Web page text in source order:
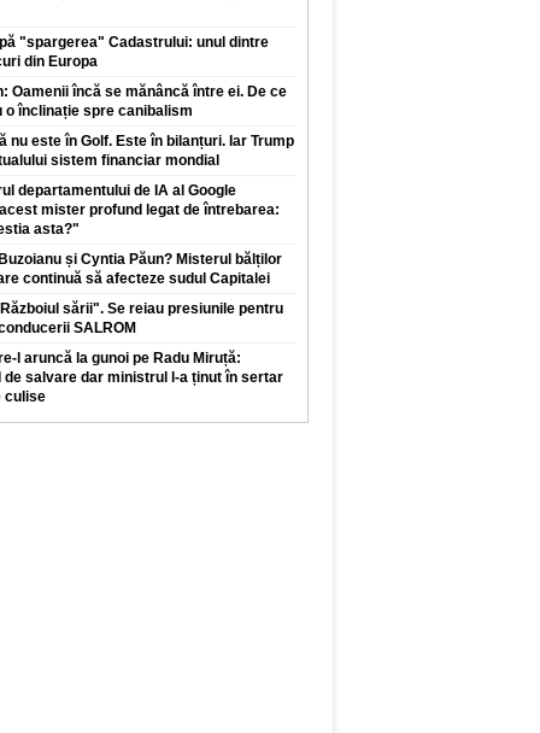
"spargerea" Cadastrului: unul dintre
din Europa
Oamenii încă se mănâncă între ei. De ce
înclinație spre canibalism
nu este în Golf. Este în bilanțuri. Iar Trump
sistem financiar mondial
departamentului de IA al Google
mister profund legat de întrebarea:
asta?"
și Cyntia Păun? Misterul bălților
continuă să afecteze sudul Capitalei
sării". Se reiau presiunile pentru
SALROM
l aruncă la gunoi pe Radu Miruță:
de salvare dar ministrul l-a ținut în sertar
culise